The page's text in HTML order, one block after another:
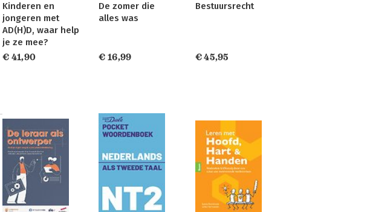
Kinderen en
jongeren met
AD(H)D, waar help
je ze mee?
€ 41,90
De zomer die
alles was
€ 16,99
Bestuursrecht
€ 45,95